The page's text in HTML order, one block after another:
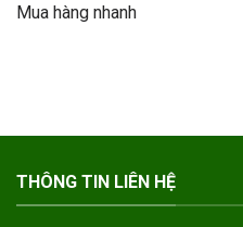
450.000VND.
Mua hàng nhanh
THÔNG TIN LIÊN HỆ